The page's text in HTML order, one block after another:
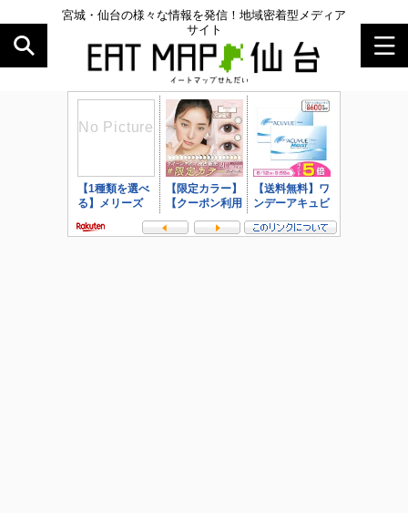
宮城・仙台の様々な情報を発信！地域密着型メディア
サイト